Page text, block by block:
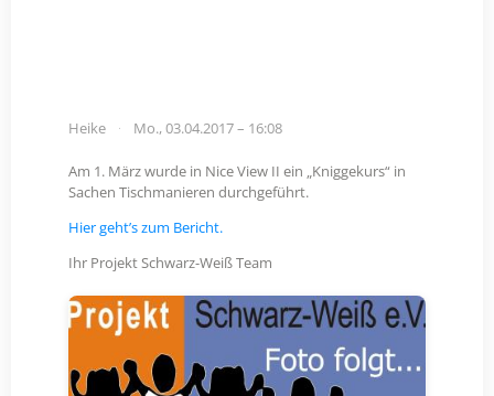
Heike Mo., 03.04.2017 – 16:08
Am 1. März wurde in Nice View II ein „Kniggekurs“ in
Sachen Tischmanieren durchgeführt.
Hier geht’s zum Bericht.
Ihr Projekt Schwarz-Weiß Team